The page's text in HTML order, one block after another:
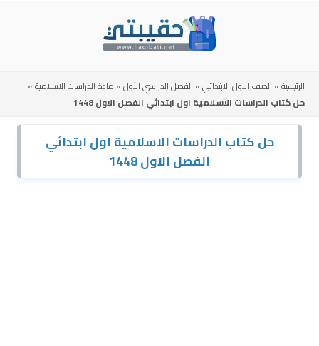
الرئيسية» الصف الاول الابتدائي» الفصل الدراسي الأول» مادة الدراسات الاسلامية»
حل كتاب الدراسات الاسلامية اول ابتدائي الفصل الاول 1448
حل كتاب الدراسات الاسلامية اول ابتدائي
الفصل الاول 1448